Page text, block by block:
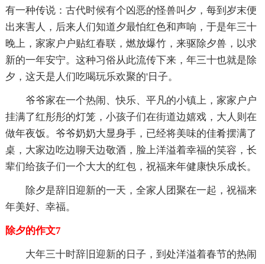
有一种传说：古代时候有个凶恶的怪兽叫夕，每到岁末便
出来害人，后来人们知道夕最怕红色和声响，于是年三十
晚上，家家户户贴红春联，燃放爆竹，来驱除夕兽，以求
新的一年安宁。这种习俗从此流传下来，年三十也就是除
夕，这天是人们吃喝玩乐欢聚的'日子。
爷爷家在一个热闹、快乐、平凡的小镇上，家家户户
挂满了红彤彤的灯笼，小孩子们在街道边嬉戏，大人则在
做年夜饭。爷爷奶奶大显身手，已经将美味的佳肴摆满了
桌，大家边吃边聊天边敬酒，脸上洋溢着幸福的笑容，长
辈们给孩子们一个大大的红包，祝福来年健康快乐成长。
除夕是辞旧迎新的一天，全家人团聚在一起，祝福来
年美好、幸福。
除夕的作文7
大年三十时辞旧迎新的日子，到处洋溢着春节的热闹